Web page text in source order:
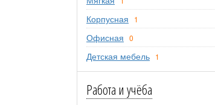
Корпусная 1
Офисная 0
Детская мебель 1
Работа и учёба